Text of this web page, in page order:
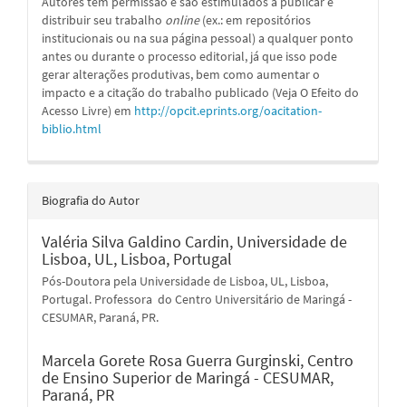
distribuir seu trabalho online(ex.: em repositórios
institucionais ou na sua página pessoal) a qualquer ponto
antes ou durante o processo editorial, já que isso pode
gerar alterações produtivas, bem como aumentar o
impacto e a citação do trabalho publicado (Veja O Efeito do
Acesso Livre) em http://opcit.eprints.org/oacitation-
biblio.html
Biografia do Autor
Valéria Silva Galdino Cardin, Universidade de
Lisboa, UL, Lisboa, Portugal
Pós-Doutora pela Universidade de Lisboa, UL, Lisboa,
Portugal. Professora do Centro Universitário de Maringá -
CESUMAR, Paraná, PR.
Marcela Gorete Rosa Guerra Gurginski, Centro
de Ensino Superior de Maringá - CESUMAR,
Paraná, PR